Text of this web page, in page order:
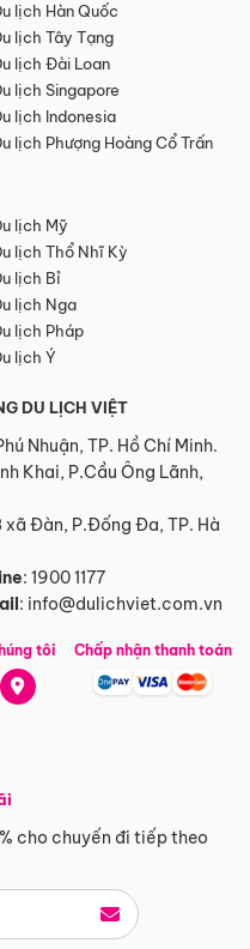
lịch Hàn Quốc
lịch Tây Tạng
lịch Đài Loan
lịch Singapore
lịch Indonesia
lịch Phượng Hoàng Cổ Trấn
lịch Mỹ
lịch Thổ Nhĩ Kỳ
lịch Bỉ
lịch Nga
lịch Pháp
lịch Ý
DU LỊCH VIỆT
Nhuận, TP. Hồ Chí Minh.
Khai, P.Cầu Ông Lãnh,
xã Đàn, P.Đống Đa, TP. Hà
: 1900 1177
: info@dulichviet.com.vn
cho chuyến đi tiếp theo
tôi Chấp nhận thanh toán